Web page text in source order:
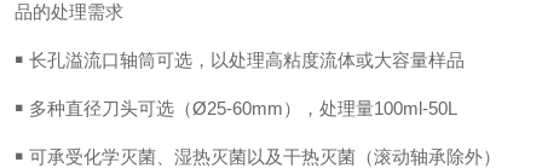
品的处理需求
￭ 长孔溢流口轴筒可选，以处理高粘度流体或大容量样品
￭ 多种直径刀头可选（Ø25-60mm），处理量100ml-50L
￭ 可承受化学灭菌、湿热灭菌以及干热灭菌（滚动轴承除外）